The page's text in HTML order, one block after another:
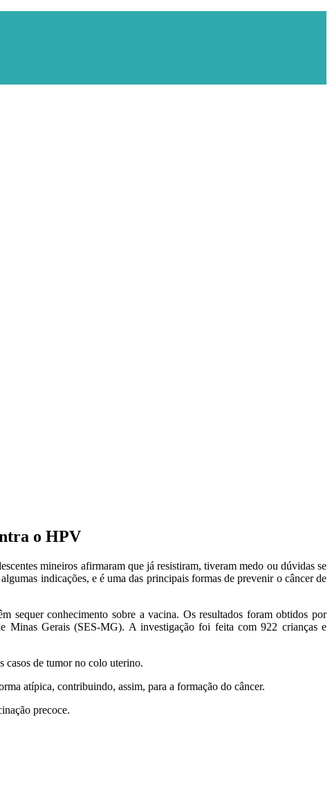
o HPV
mineiros afirmaram que já resistiram, tiveram medo ou dúvidas se
indicações, e é uma das principais formas de prevenir o câncer de
sequer conhecimento sobre a vacina. Os resultados foram obtidos por
Minas Gerais (SES-MG). A investigação foi feita com 922 crianças e
casos de tumor no colo uterino.
atípica, contribuindo, assim, para a formação do câncer.
precoce.